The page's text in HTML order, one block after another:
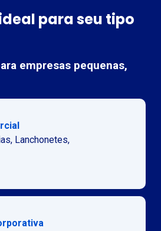
para seu tipo
empresas pequenas,
Lanchonetes,